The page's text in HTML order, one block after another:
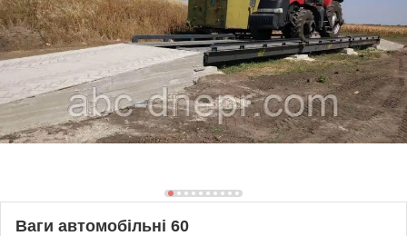
Ваги автомобільні 60